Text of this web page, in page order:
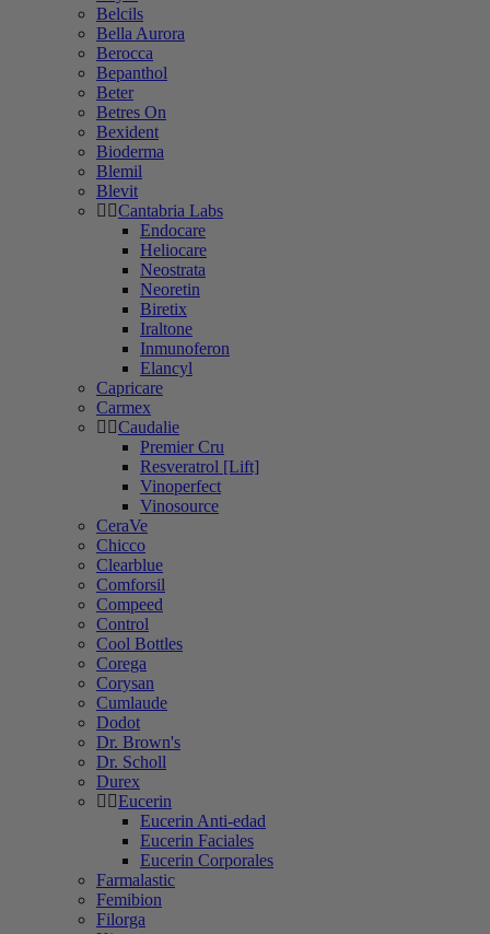
Belcils
Bella Aurora
Berocca
Bepanthol
Beter
Betres On
Bexident
Bioderma
Blemil
Blevit
Cantabria Labs
Endocare
Heliocare
Neostrata
Neoretin
Biretix
Iraltone
Inmunoferon
Elancyl
Capricare
Carmex
Caudalie
Premier Cru
Resveratrol [Lift]
Vinoperfect
Vinosource
CeraVe
Chicco
Clearblue
Comforsil
Compeed
Control
Cool Bottles
Corega
Corysan
Cumlaude
Dodot
Dr. Brown's
Dr. Scholl
Durex
Eucerin
Eucerin Anti-edad
Eucerin Faciales
Eucerin Corporales
Farmalastic
Femibion
Filorga